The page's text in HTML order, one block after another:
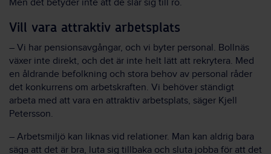
Men det betyder inte att de slår sig till ro.
Vill vara attraktiv arbetsplats
– Vi har pensionsavgångar, och vi byter personal. Bollnäs
växer inte direkt, och det är inte helt lätt att rekrytera. Med
en åldrande befolkning och stora behov av personal råder
det konkurrens om arbetskraften. Vi behöver ständigt
arbeta med att vara en attraktiv arbetsplats, säger Kjell
Petersson.
– Arbetsmiljö kan liknas vid relationer. Man kan aldrig bara
säga att det är bra, luta sig tillbaka och sluta jobba för att det